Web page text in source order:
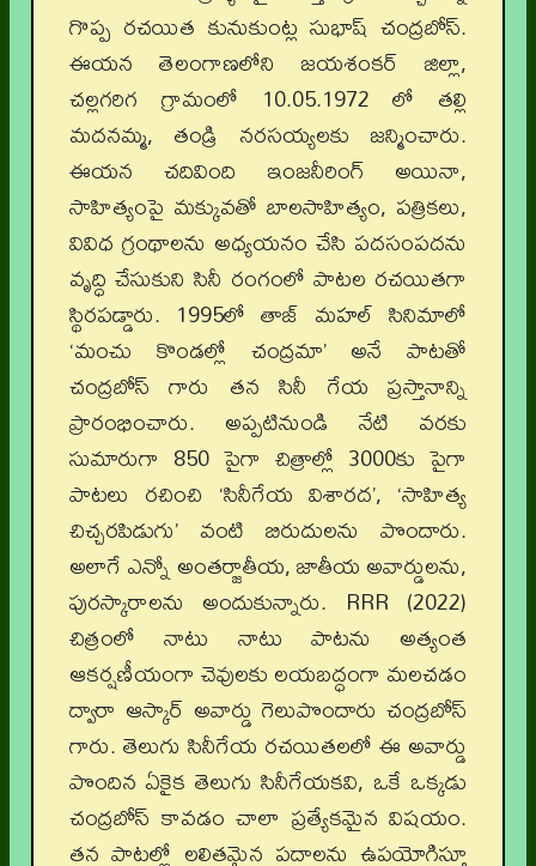
గొప్ప రచయిత కునుకుంట్ల సుభాష్ చంద్రబోస్.
ఈయన తెలంగాణలోని జయశంకర్ జిల్లా,
చల్లగరిగ గ్రామంలో 10.05.1972 లో తల్లి
మదనమ్మ, తండ్రి నరసయ్యలకు జన్మించారు.
ఈయన చదివింది ఇంజనీరింగ్ అయినా,
సాహిత్యంపై మక్కువతో బాలసాహిత్యం, పత్రికలు,
వివిధ గ్రంథాలను అధ్యయనం చేసి పదసంపదను
వృద్ధి చేసుకుని సినీ రంగంలో పాటల రచయితగా
స్థిరపడ్డారు. 1995లో తాజ్ మహల్ సినిమాలో
‘మంచు కొండల్లో చంద్రమా’ అనే పాటతో
చంద్రబోస్ గారు తన సినీ గేయ ప్రస్తానాన్ని
ప్రారంభించారు. అప్పటినుండి నేటి వరకు
సుమారుగా 850 పైగా చిత్రాల్లో 3000కు పైగా
పాటలు రచించి ‘సినీగేయ విశారద’, ‘సాహిత్య
చిచ్చరపిడుగు’ వంటి బిరుదులను పొందారు.
అలాగే ఎన్నో అంతర్జాతీయ, జాతీయ అవార్డులను,
పురస్కారాలను అందుకున్నారు. RRR (2022)
చిత్రంలో నాటు నాటు పాటను అత్యంత
ఆకర్షణీయంగా చెవులకు లయబద్ధంగా మలచడం
ద్వారా ఆస్కార్ అవార్డు గెలుపొందారు చంద్రబోస్
గారు. తెలుగు సినీగేయ రచయితలలో ఈ అవార్డు
పొందిన ఏకైక తెలుగు సినీగేయకవి, ఒకే ఒక్కడు
చంద్రబోస్ కావడం చాలా ప్రత్యేకమైన విషయం.
తన పాటల్లో లలితమైన పదాలను ఉపయోగిస్తూ